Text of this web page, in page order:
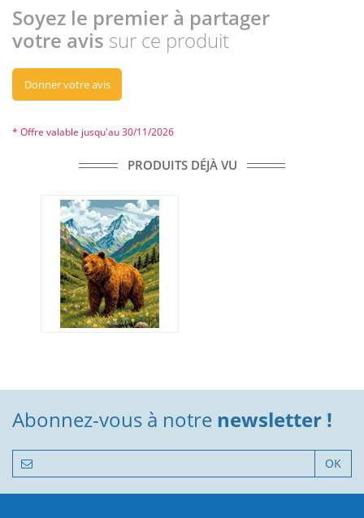
Soyez le premier à partager
votre avis sur ce produit
Donner votre avis
* Offre valable jusqu'au 30/11/2026
PRODUITS DÉJÀ VU
Abonnez-vous à notre newsletter !
OK